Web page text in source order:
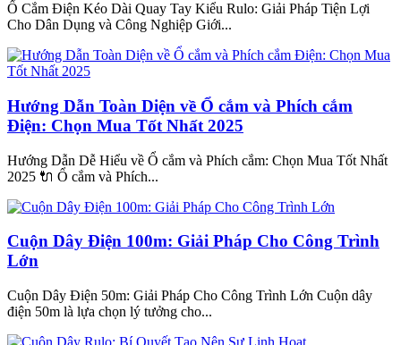
Ổ Cắm Điện Kéo Dài Quay Tay Kiểu Rulo: Giải Pháp Tiện Lợi
Cho Dân Dụng và Công Nghiệp Giới...
Hướng Dẫn Toàn Diện về Ổ cắm và Phích cắm
Điện: Chọn Mua Tốt Nhất 2025
Hướng Dẫn Dễ Hiểu về Ổ cắm và Phích cắm: Chọn Mua Tốt Nhất
2025 🔌 Ổ cắm và Phích...
Cuộn Dây Điện 100m: Giải Pháp Cho Công Trình
Lớn
Cuộn Dây Điện 50m: Giải Pháp Cho Công Trình Lớn Cuộn dây
điện 50m là lựa chọn lý tưởng cho...